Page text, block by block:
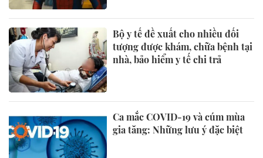
Bộ y tế đề xuất cho nhiều đối
tượng được khám, chữa bệnh tại
nhà, bảo hiểm y tế chi trả
Ca mắc COVID-19 và cúm mùa
gia tăng: Những lưu ý đặc biệt